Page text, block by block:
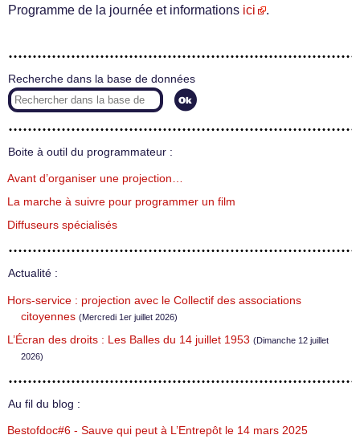
Programme de la journée et informations ici .
Recherche dans la base de données
Boite à outil du programmateur :
Avant d’organiser une projection…
La marche à suivre pour programmer un film
Diffuseurs spécialisés
Actualité :
Hors-service : projection avec le Collectif des associations
citoyennes (Mercredi 1er juillet 2026)
L’Écran des droits : Les Balles du 14 juillet 1953 (Dimanche 12 juillet
2026)
Au fil du blog :
Bestofdoc#6 - Sauve qui peut à L’Entrepôt le 14 mars 2025